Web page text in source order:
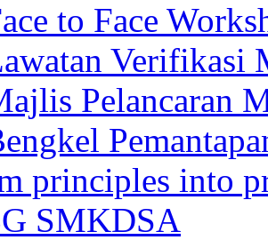
to Face
Verifikasi
Pelancaran
principles into
SMKDSA